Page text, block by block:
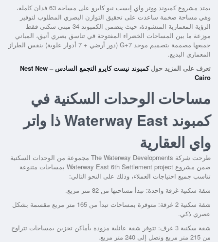
يمتد مشروع كمبوند ووتر واي إيست نيو كايرو على مساحة 63 فدان كاملة،
وهي مساحة ضخمة ساعدت على تحقيق التوازن البصري المطلوب لتوفير
الرؤية المعمارية المنشودة، حيث يتضمن الكمبوند 34 مبني سكني فقط
موزعة ما بين المساحات الخضراء المفتوحة في تناسق بصري أنيق، المباني
جميعها مصممة بتصميم موحد G+7 (دور أرضي + 7 أدوار علوية) بنفس الطراز
المعماري البديع.
تعرف على المزيد حول
كمبوند نيست كايرو التجمع السادس – Nest New
Cairo
مساحات الوحدات السكنية في
كمبوند Waterway East ذا واتر
واي العقارية
طرحت شركة The Waterway Developments مجموعة من الوحدات السكنية
ضمن مشروع Waterway East 6th Settlement project بمساحات متنوعة
تناسب جميع احتياجات العملاء، وذلك على النحو التالي:
شقة سكنية غرفة واحدة: تبدأ مساحتها من 82 متر مربع.
شقة سكنية 2 غرفة: متوفرة بمساحات تبدأ من 165 متر مربع مقسمة بشكل
عصري ذكي.
شقة سكنية 3 غرف: تتوفر شقة عائلية مزودة بأماكن تخزين بمساحات تتراوح
من 215 متر مربع وتصل إلى 240 متر مربع.